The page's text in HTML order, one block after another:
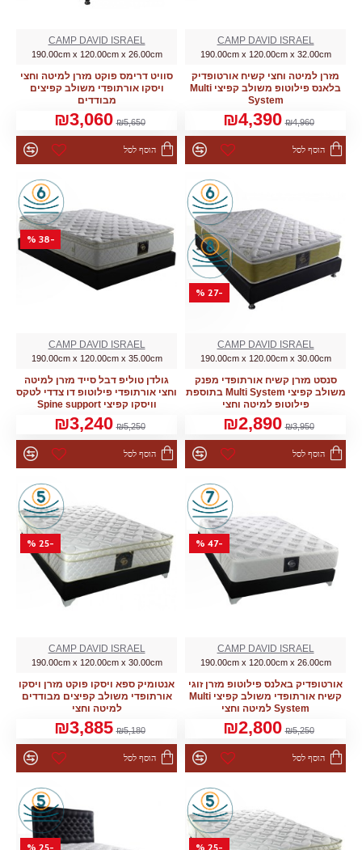
CAMP DAVID ISRAEL
190.00cm x 120.00cm x 32.00cm
מזרן למיטה וחצי קשיח אורטופדיק
בלאנס פילוטופ משולב קפיצי Multi
System
₪4,960
₪4,390
הוסף לסל
CAMP DAVID ISRAEL
190.00cm x 120.00cm x 26.00cm
סוויט דרימס פוקט מזרן למיטה וחצי
ויסקו אורתופדי משולב קפיצים
מבודדים
₪5,650
₪3,060
הוסף לסל
-27 %
CAMP DAVID ISRAEL
190.00cm x 120.00cm x 30.00cm
סנסט מזרן קשיח אורתופדי מפנק
משולב קפיצי Multi System בתוספת
פילוטופ למיטה וחצי
₪3,950
₪2,890
הוסף לסל
-38 %
CAMP DAVID ISRAEL
190.00cm x 120.00cm x 35.00cm
גולדן טוליפ דבל סייד מזרן למיטה
וחצי אורתופדי פילוטופ דו צדדי לטקס
וויסקו קפיצי Spine support
₪5,250
₪3,240
הוסף לסל
-47 %
CAMP DAVID ISRAEL
190.00cm x 120.00cm x 26.00cm
אורטופדיק באלנס פילוטופ מזרן זוגי
קשיח אורתופדי משולב קפיצי Multi
System למיטה וחצי
₪5,250
₪2,800
הוסף לסל
-25 %
CAMP DAVID ISRAEL
190.00cm x 120.00cm x 30.00cm
אנטומיק ספא ויסקו פוקט מזרן ויסקו
אורתופדי משולב קפיצים מבודדים
למיטה וחצי
₪5,180
₪3,885
הוסף לסל
-25 %
-25 %